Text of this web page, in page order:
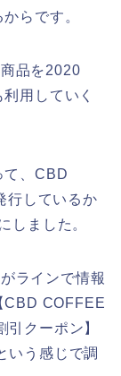
らです。
品を2020
用していく
て、CBD
行しているか
しました。
ラインで情報
CBD COFFEE
クーポン】
いう感じで調